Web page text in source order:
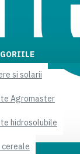
si solarii
Agromaster
hidrosolubile
cereale